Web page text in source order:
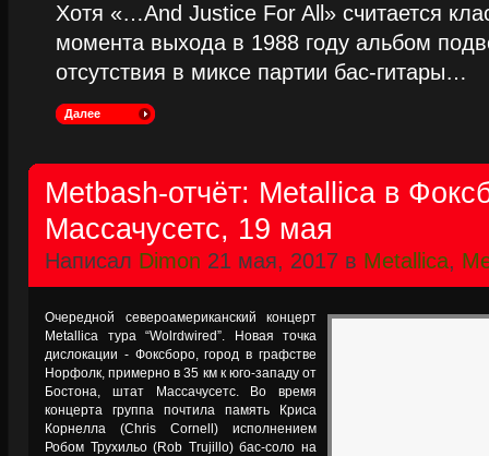
Хотя «…And Justice For All» считается
момента выхода в 1988 году альбом
отсутствия в миксе партии бас-гитары…
Далее
Metbash-отчёт: Metallica в
Массачусетс, 19 мая
Написал Dimon 21 мая, 2017 в Metallica,
Очередной североамериканский концерт
Metallica тура “Wolrdwired”. Новая точка
дислокации - Фоксборо, город в графстве
Норфолк, примерно в 35 км к юго-западу от
Бостона, штат Массачусетс. Во время
концерта группа почтила память Криса
Корнелла (Chris Cornell) исполнением
Робом Трухильо (Rob Trujillo) бас-соло на